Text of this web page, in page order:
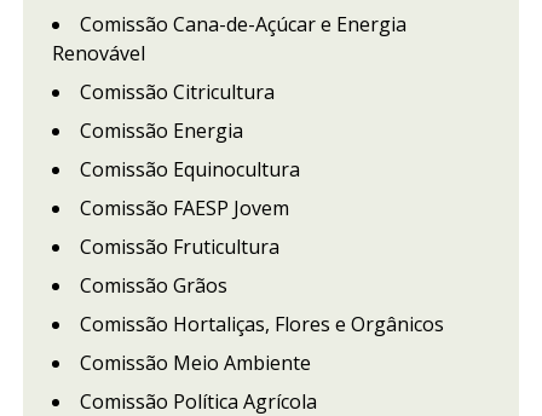
Comissão Cana-de-Açúcar e Energia
Renovável
Comissão Citricultura
Comissão Energia
Comissão Equinocultura
Comissão FAESP Jovem
Comissão Fruticultura
Comissão Grãos
Comissão Hortaliças, Flores e Orgânicos
Comissão Meio Ambiente
Comissão Política Agrícola